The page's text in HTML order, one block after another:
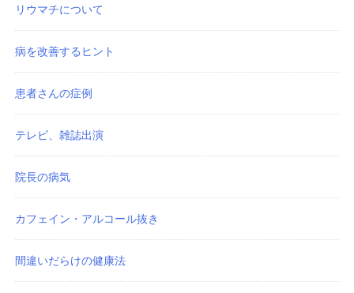
リウマチについて
病を改善するヒント
患者さんの症例
テレビ、雑誌出演
院長の病気
カフェイン・アルコール抜き
間違いだらけの健康法